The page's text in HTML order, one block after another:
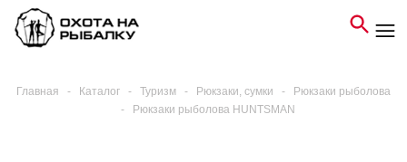
Главная - Каталог - Туризм - Рюкзаки, сумки -
Рюкзаки рыболова
-
Рюкзаки рыболова HUNTSMAN